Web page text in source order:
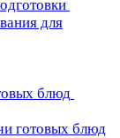
для
блюд
готовых блюд